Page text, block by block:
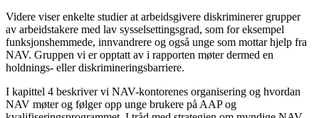
Videre viser enkelte studier at arbeidsgivere diskriminerer grupper
av arbeidstakere med lav sysselsettingsgrad, som for eksempel
funksjonshemmede, innvandrere og også unge som mottar hjelp fra
NAV. Gruppen vi er opptatt av i rapporten møter dermed en
holdnings- eller diskrimineringsbarriere.
I kapittel 4 beskriver vi NAV-kontorenes organisering og hvordan
NAV møter og følger opp unge brukere på AAP og